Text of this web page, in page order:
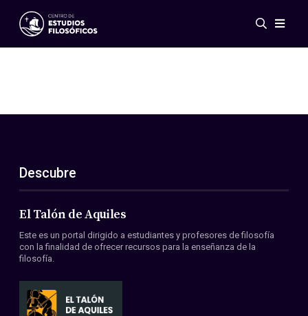
Eventos
ES
EN
Acerca de nosotros
Miembros
Convenios
Descubre
El Talón de Aquiles
Este es un portal dirigido a estudiantes y profesores de filosofía
con la finalidad de ofrecer recursos para la enseñanza de la
filosofía.